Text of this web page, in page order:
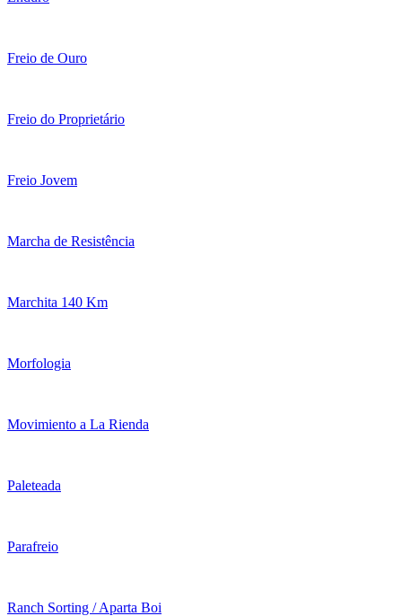
Freio de Ouro
Freio do Proprietário
Freio Jovem
Marcha de Resistência
Marchita 140 Km
Morfologia
Movimiento a La Rienda
Paleteada
Parafreio
Ranch Sorting / Aparta Boi